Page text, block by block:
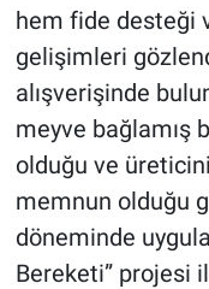
hem fide desteği
gelişimleri
alışverişinde
meyve bağlamış
olduğu ve
memnun olduğu
döneminde
Bereketi” projesi